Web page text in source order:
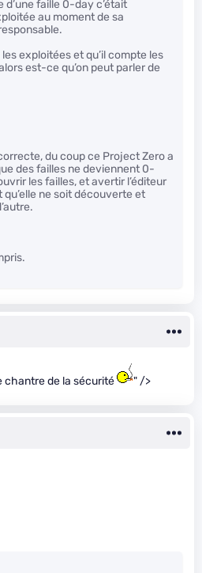
faille 0-day c’était
au moment de sa
exploitées et qu’il compte les
est-ce qu’on peut parler de
du coup ce Project Zero a
des failles ne deviennent 0-
les failles, et avertir l’éditeur
qu’elle ne soit découverte et
chantre de la sécurité " />